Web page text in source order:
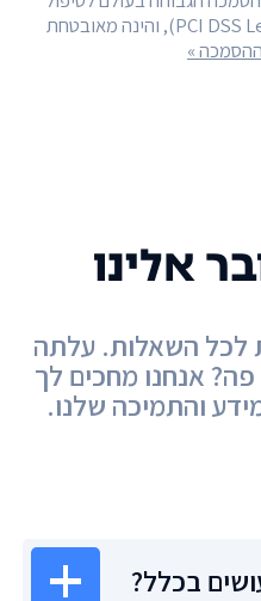
בכרטיסי אשראי (PCI DSS Level 1), והינה מאובטחת
»
בכלל?
אלינו
לכל השאלות. עלתה
אנחנו מחכים לך
והתמיכה שלנו.